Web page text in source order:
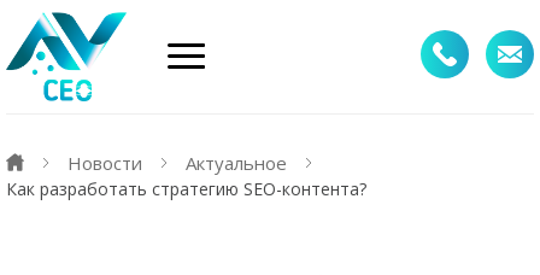
Новости Актуальное
Как разработать стратегию SEO-контента?